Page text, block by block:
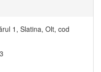
1, Slatina, Olt, cod